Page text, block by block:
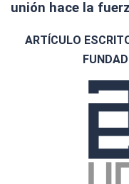
unión hace la
ARTÍCULO